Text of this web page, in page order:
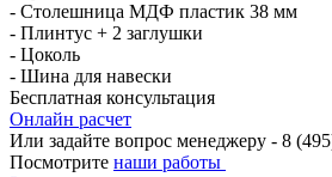
- Столешница МДФ пластик 38 мм
- Плинтус + 2 заглушки
- Цоколь
- Шина для навески
Бесплатная консультация
Онлайн расчет
Или задайте вопрос менеджеру - 8
Посмотрите наши работы